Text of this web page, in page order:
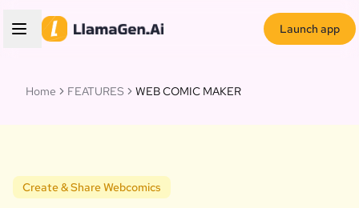
Launch app
Home FEATURES WEB COMIC MAKER
Create & Share Webcomics